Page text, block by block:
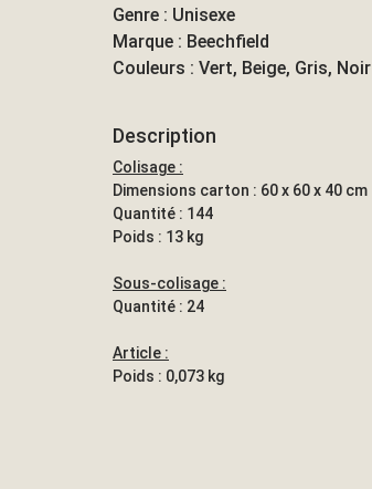
Genre : Unisexe
Marque : Beechfield
Couleurs : Vert, Beige, Gris, Noir
Description
Colisage :
Dimensions carton : 60 x 60 x 40 cm
Quantité : 144
Poids : 13 kg
Sous-colisage :
Quantité : 24
Article :
Poids : 0,073 kg